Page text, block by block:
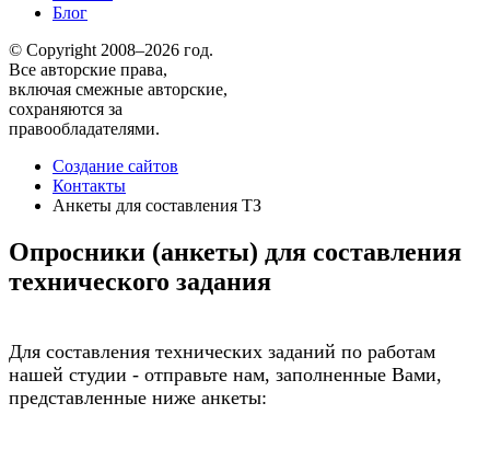
Блог
© Copyright 2008–2026 год.
Все авторские права,
включая смежные авторские,
сохраняются за
правообладателями.
Создание сайтов
Контакты
Анкеты для составления ТЗ
Опросники (анкеты) для составления
технического задания
Для составления технических заданий по работам
нашей студии - отправьте нам, заполненные Вами,
представленные ниже анкеты: